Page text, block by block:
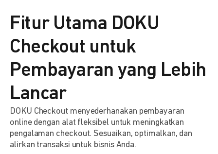
Fitur Utama DOKU
Checkout untuk
Pembayaran yang Lebih
Lancar
DOKU Checkout menyederhanakan pembayaran
online dengan alat fleksibel untuk meningkatkan
pengalaman checkout. Sesuaikan, optimalkan, dan
alirkan transaksi untuk bisnis Anda.